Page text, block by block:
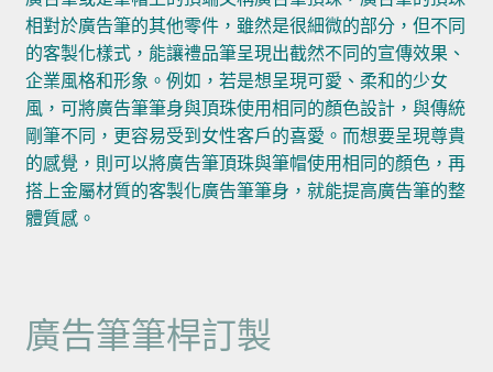
相對於廣告筆的其他零件，雖然是很細微的部分，但不同
的客製化樣式，能讓禮品筆呈現出截然不同的宣傳效果、
企業風格和形象。例如，若是想呈現可愛、柔和的少女
風，可將廣告筆筆身與頂珠使用相同的顏色設計，與傳統
剛筆不同，更容易受到女性客戶的喜愛。而想要呈現尊貴
的感覺，則可以將廣告筆頂珠與筆帽使用相同的顏色，再
搭上金屬材質的客製化廣告筆筆身，就能提高廣告筆的整
體質感。
廣告筆筆桿訂製